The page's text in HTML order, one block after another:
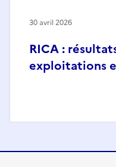
RICA :
exploitations
30 avril 2026